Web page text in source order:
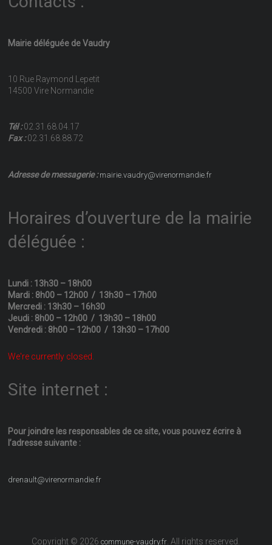
Mairie déléguée de Vaudry
10 Rue Raymond Lepetit
14500 Vire Normandie
Tél :02.31.68.04.17
Fax :02.31.68.88.72
Adresse de messagerie :mairie.vaudry@virenormandie.fr
Horaires d’ouverture de la mairie
déléguée :
Lundi : 13h30 – 18h00
Mardi : 8h00 – 12h00 / 13h30 – 17h00
Mercredi : 13h30 – 16h30
Jeudi : 8h00 – 12h00 / 13h30 – 18h00
Vendredi : 8h00 – 12h00 / 13h30 – 17h00
We're currently closed.
Site internet :
Pour joindre les responsables de ce site, vous pouvez écrire à
l’adresse suivante :
drenault@virenormandie.fr
Copyright © 2026commune-vaudry.fr . All rights reserved.